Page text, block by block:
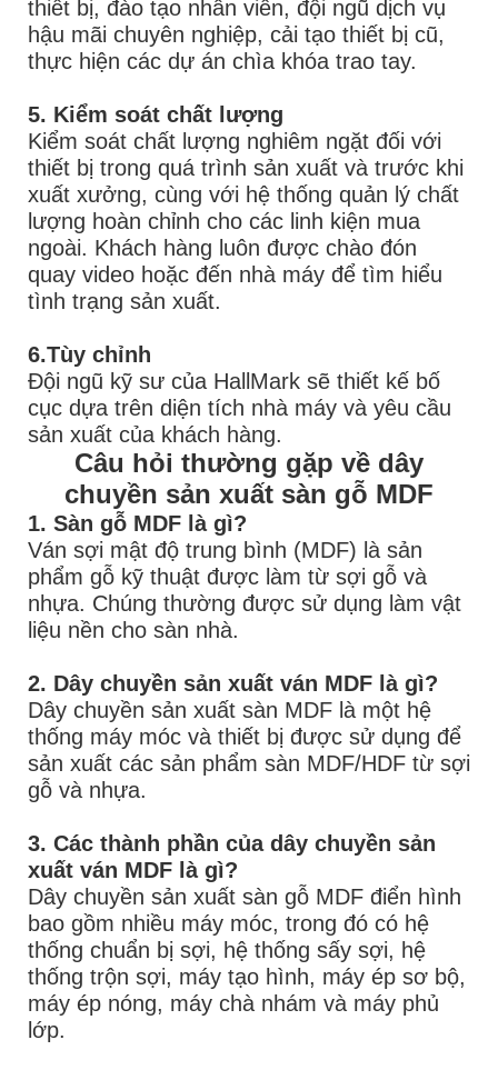
thiết bị, đào tạo nhân viên, đội ngũ dịch vụ
hậu mãi chuyên nghiệp, cải tạo thiết bị cũ,
thực hiện các dự án chìa khóa trao tay.
5. Kiểm soát chất lượng
Kiểm soát chất lượng nghiêm ngặt đối với
thiết bị trong quá trình sản xuất và trước khi
xuất xưởng, cùng với hệ thống quản lý chất
lượng hoàn chỉnh cho các linh kiện mua
ngoài. Khách hàng luôn được chào đón
quay video hoặc đến nhà máy để tìm hiểu
tình trạng sản xuất.
6.Tùy chỉnh
Đội ngũ kỹ sư của HallMark sẽ thiết kế bố
cục dựa trên diện tích nhà máy và yêu cầu
sản xuất của khách hàng.
Câu hỏi thường gặp về dây
chuyền sản xuất sàn gỗ MDF
1. Sàn gỗ MDF là gì?
Ván sợi mật độ trung bình (MDF) là sản
phẩm gỗ kỹ thuật được làm từ sợi gỗ và
nhựa. Chúng thường được sử dụng làm vật
liệu nền cho sàn nhà.
2. Dây chuyền sản xuất ván MDF là gì?
Dây chuyền sản xuất sàn MDF là một hệ
thống máy móc và thiết bị được sử dụng để
sản xuất các sản phẩm sàn MDF/HDF từ sợi
gỗ và nhựa.
3. Các thành phần của dây chuyền sản
xuất ván MDF là gì?
Dây chuyền sản xuất sàn gỗ MDF điển hình
bao gồm nhiều máy móc, trong đó có hệ
thống chuẩn bị sợi, hệ thống sấy sợi, hệ
thống trộn sợi, máy tạo hình, máy ép sơ bộ,
máy ép nóng, máy chà nhám và máy phủ
lớp.